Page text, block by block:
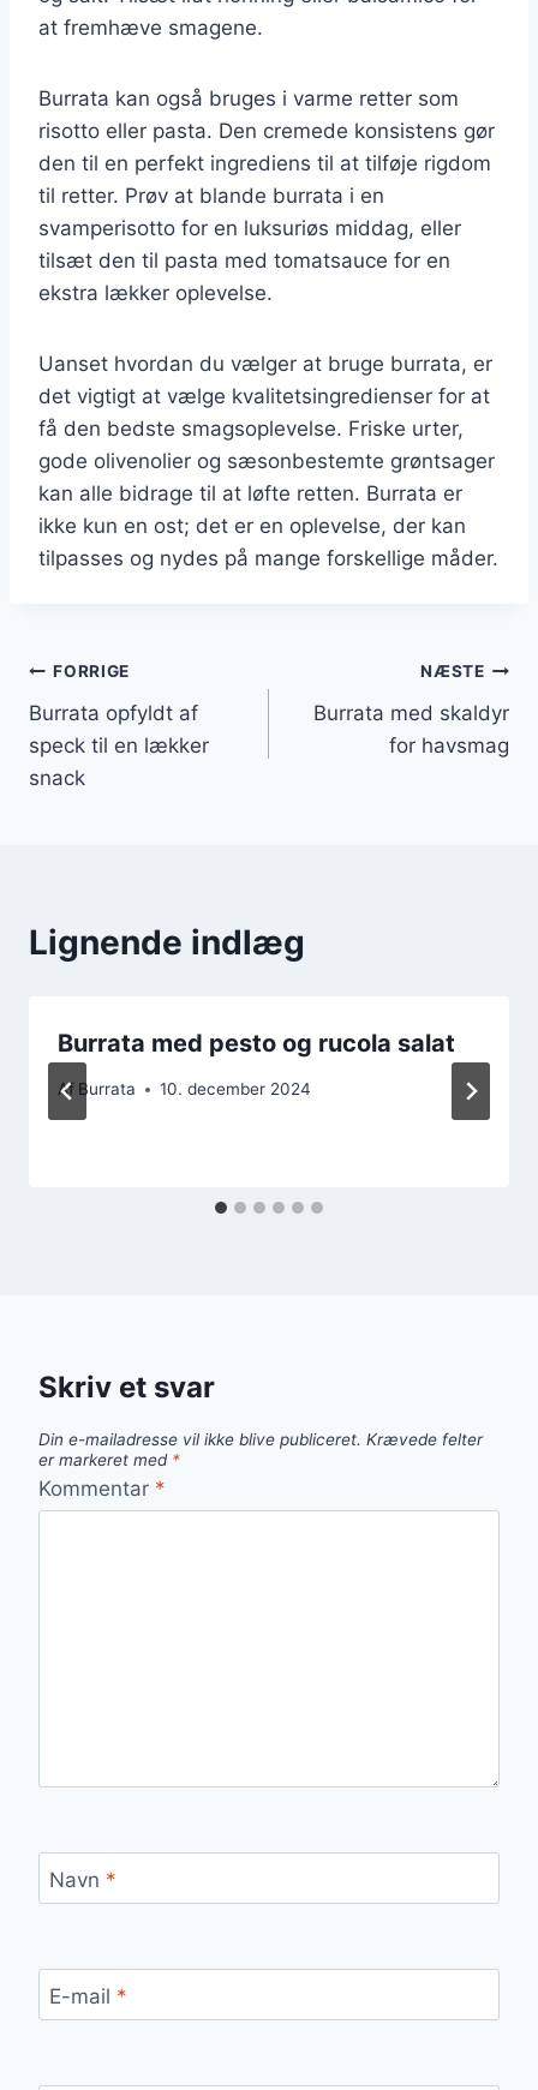
at fremhæve smagene.
Burrata kan også bruges i varme retter som
risotto eller pasta. Den cremede konsistens gør
den til en perfekt ingrediens til at tilføje rigdom
til retter. Prøv at blande burrata i en
svamperisotto for en luksuriøs middag, eller
tilsæt den til pasta med tomatsauce for en
ekstra lækker oplevelse.
Uanset hvordan du vælger at bruge burrata, er
det vigtigt at vælge kvalitetsingredienser for at
få den bedste smagsoplevelse. Friske urter,
gode olivenolier og sæsonbestemte grøntsager
kan alle bidrage til at løfte retten. Burrata er
ikke kun en ost; det er en oplevelse, der kan
tilpasses og nydes på mange forskellige måder.
Indlægsnavigation
FORRIGE
Burrata opfyldt af
speck til en lækker
snack
NÆSTE
Burrata med skaldyr
for havsmag
Lignende indlæg
Burrata med pesto og rucola salat
Af Burrata 10. december 2024
Skriv et svar
Din e-mailadresse vil ikke blive publiceret. Krævede felter
er markeret med *
Kommentar *
Navn *
E-mail *